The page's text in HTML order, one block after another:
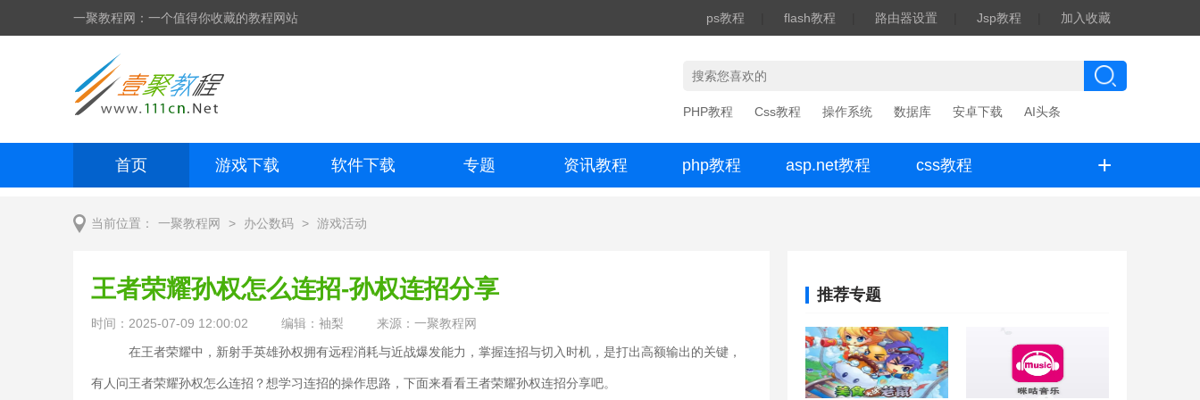
一聚教程网：一个值得你收藏的教程网站 ps教程 flash教程 路由器设置 Jsp教程 加入收藏
PHP教程 Css教程 操作系统 数据库 安卓下载 AI头条
首页 游戏下载 软件下载 专题 资讯教程 php教程 asp.net教程 css教程 +
当前位置： 一聚教程网 > 办公数码 > 游戏活动
推荐专题
王者荣耀孙权怎么连招-孙权连招分享
时间：2025-07-09 12:00:02 编辑：袖梨
来源：一聚教程网
在王者荣耀中，新射手英雄孙权拥有远程消耗与近战爆发能力，掌握连招与切入时机，是打出高额输出的关键，
有人问王者荣耀孙权怎么连招？想学习连招的操作思路，下面来看看王者荣耀孙权连招分享吧。